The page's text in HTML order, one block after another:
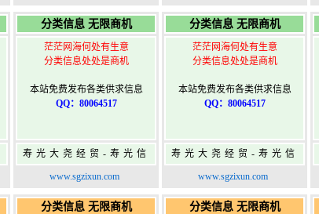
分类信息 无限商机
茫茫网海何处有生意
分类信息处处是商机
本站免费发布各类供求信息
QQ：80064517
寿光大尧经贸-寿光信
息网-免费信息发布网-
www.sgzixun.com
分类信息 无限商机
茫茫网海何处有生意
分类信息处处是商机
本站免费发布各类供求信息
QQ：80064517
寿光大尧经贸-寿光信
息网-免费信息发布网-
www.sgzixun.com
分类信息 无限商机 分类信息 无限商机